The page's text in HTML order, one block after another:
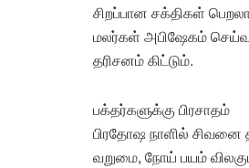
சிறப்பான சக்திகள்
மலர்கள் அபிஷேகம்
தரிசனம் கிட்டும்.
பக்தர்களுக்கு பிரசாதம்
பிரதோஷ நாளில் சிவனை
வறுமை, நோய் பயம்